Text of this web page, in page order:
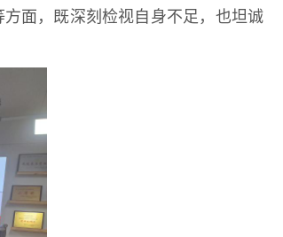
面，既深刻检视自身不足，也坦诚